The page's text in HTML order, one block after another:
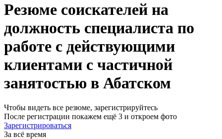
Резюме соискателей на
должность специалиста по
работе с действующими
клиентами с частичной
занятостью в Абатском
Чтобы видеть все резюме, зарегистрируйтесь
После регистрации покажем ещё 3 и откроем фото
Зарегистрироваться
За всё время